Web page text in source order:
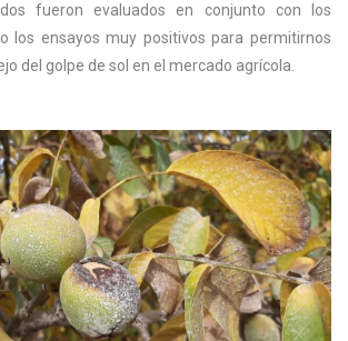
fueron evaluados en conjunto con los
los ensayos muy positivos para permitirnos
del golpe de sol en el mercado agrícola.